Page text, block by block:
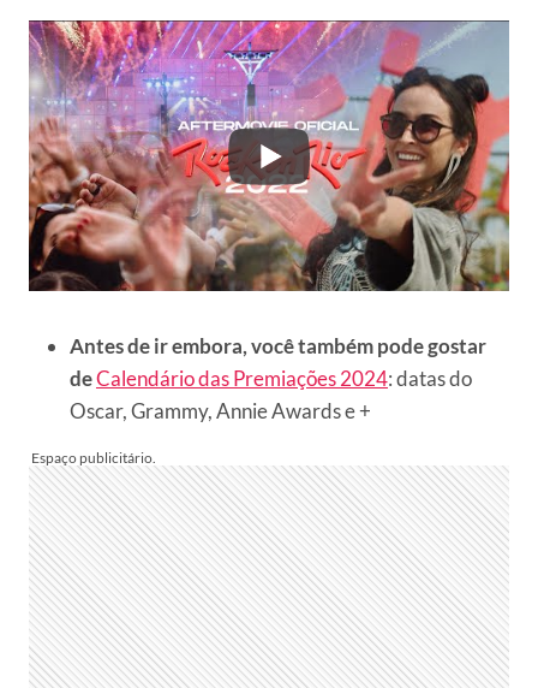
Antes de ir embora, você também pode gostar
deCalendário das Premiações 2024: datas do
Oscar, Grammy, Annie Awards e +